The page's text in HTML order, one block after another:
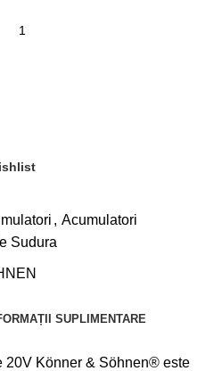
, Acumulatori
Sudura
SUPLIMENTARE
20V Könner & Söhnen® este